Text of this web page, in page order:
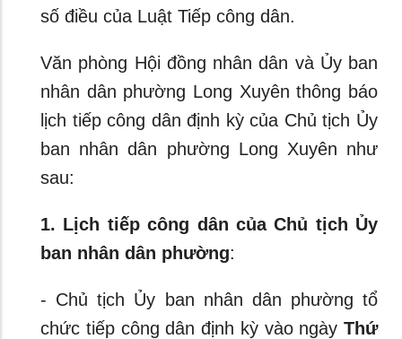
số điều của Luật Tiếp công dân.
Văn phòng Hội đồng nhân dân và Ủy ban
nhân dân phường Long Xuyên thông báo
lịch tiếp công dân định kỳ của Chủ tịch Ủy
ban nhân dân phường Long Xuyên như
sau:
1. Lịch tiếp công dân của Chủ tịch Ủy
ban nhân dân phường:
- Chủ tịch Ủy ban nhân dân phường tổ
chức tiếp công dân định kỳ vào ngày Thứ